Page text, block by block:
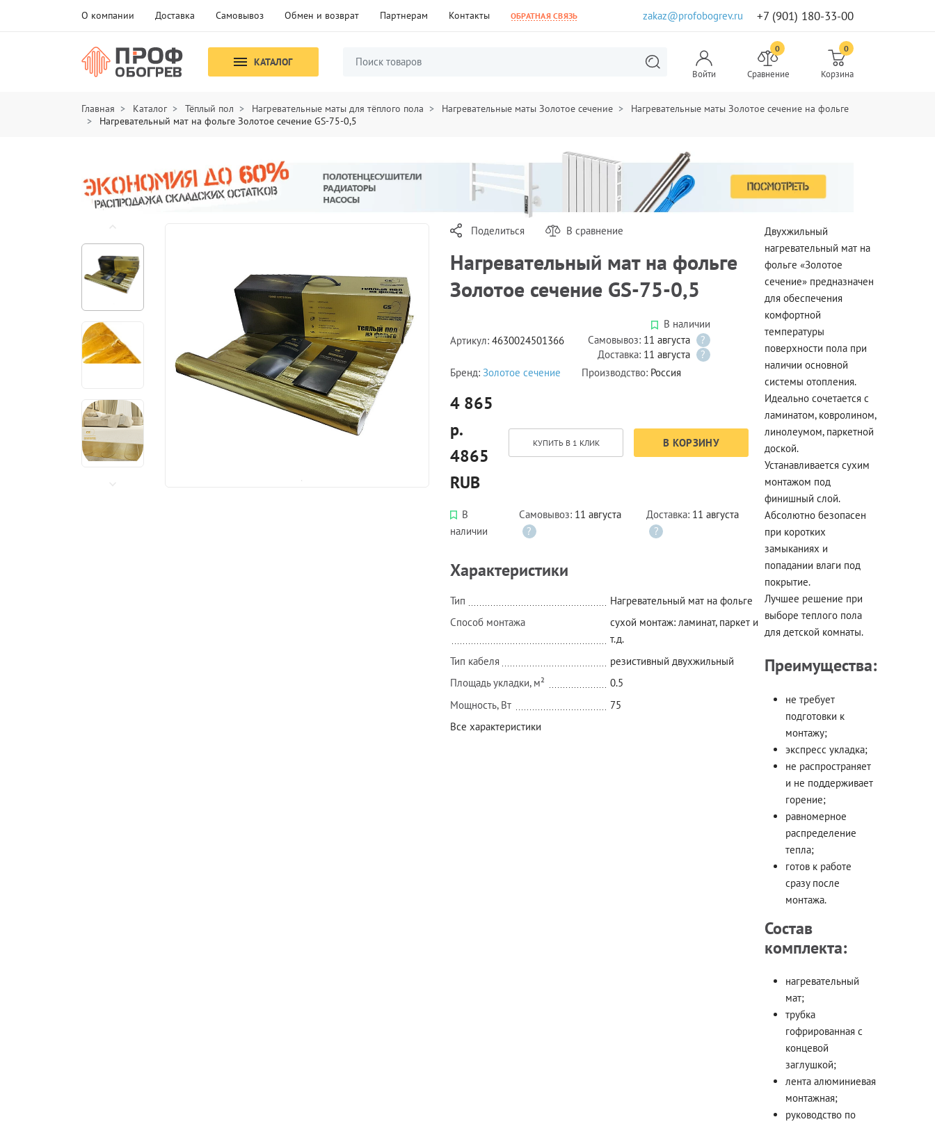
О компании Доставка Самовывоз Обмен и возврат Партнерам Контакты ОБРАТНАЯ СВЯЗЬ zakaz@profobogrev.ru +7 (901) 180-33-00
КАТАЛОГ
Войти
0
Сравнение
0
Корзина
Главная Каталог Тёплый пол Нагревательные маты для тёплого пола Нагревательные маты Золотое сечение
Нагревательные маты Золотое сечение на фольге
Нагревательный мат на фольге Золотое сечение GS-75-0,5
Поделиться В сравнение
Нагревательный мат на фольге
Золотое сечение GS-75-0,5
Артикул: 4630024501366
В наличии
Самовывоз: 11 августа
?
Доставка: 11 августа
?
Бренд: Золотое сечение Производство: Россия
4 865
р.
4865
RUB
КУПИТЬ В 1 КЛИК В КОРЗИНУ
В
наличии
Самовывоз: 11 августа
?
Доставка: 11 августа
?
Характеристики
Тип
Нагревательный мат на фольге
Способ монтажа
сухой монтаж: ламинат, паркет и
т.д.
Тип кабеля
резистивный двухжильный
Площадь укладки, м²
0.5
Мощность, Вт
75
Все характеристики
Двухжильный
нагревательный мат на
фольге «Золотое
сечение» предназначен
для обеспечения
комфортной
температуры
поверхности пола при
наличии основной
системы отопления.
Идеально сочетается с
ламинатом, ковролином,
линолеумом, паркетной
доской.
Устанавливается сухим
монтажом под
финишный слой.
Абсолютно безопасен
при коротких
замыканиях и
попадании влаги под
покрытие.
Лучшее решение при
выборе теплого пола
для детской комнаты.
Преимущества:
не требует
подготовки к
монтажу;
экспресс укладка;
не распространяет
и не поддерживает
горение;
равномерное
распределение
тепла;
готов к работе
сразу после
монтажа.
Состав
комплекта:
нагревательный
мат;
трубка
гофрированная с
концевой
заглушкой;
лента алюминиевая
монтажная;
руководство по